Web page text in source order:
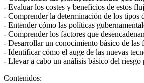
- Evaluar los costes y beneficios de estos
- Comprender la determinación de los tipos
- Entender cómo las políticas
- Comprender los factores que
- Desarrollar un conocimiento básico de las
- Identificar cómo el auge de las nuevas
- Llevar a cabo un análisis básico del
Contenidos: